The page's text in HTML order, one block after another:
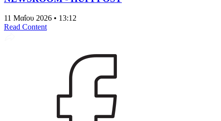
11 Μαΐου 2026 • 13:12
Read Content